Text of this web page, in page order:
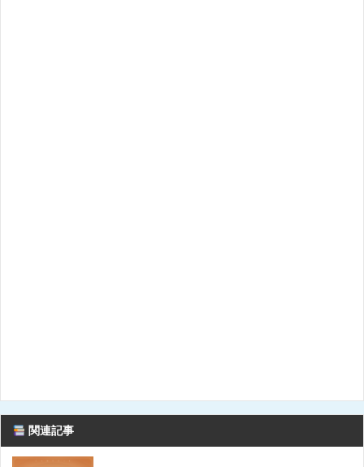
関連記事